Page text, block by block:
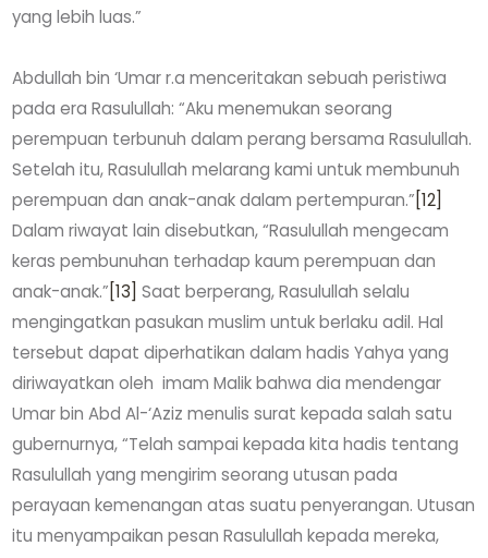
yang lebih luas.”
Abdullah bin ‘Umar r.a menceritakan sebuah peristiwa
pada era Rasulullah: “Aku menemukan seorang
perempuan terbunuh dalam perang bersama Rasulullah.
Setelah itu, Rasulullah melarang kami untuk membunuh
perempuan dan anak-anak dalam pertempuran.”[12]
Dalam riwayat lain disebutkan, “Rasulullah mengecam
keras pembunuhan terhadap kaum perempuan dan
anak-anak.”[13] Saat berperang, Rasulullah selalu
mengingatkan pasukan muslim untuk berlaku adil. Hal
tersebut dapat diperhatikan dalam hadis Yahya yang
diriwayatkan oleh imam Malik bahwa dia mendengar
Umar bin Abd Al-‘Aziz menulis surat kepada salah satu
gubernurnya, “Telah sampai kepada kita hadis tentang
Rasulullah yang mengirim seorang utusan pada
perayaan kemenangan atas suatu penyerangan. Utusan
itu menyampaikan pesan Rasulullah kepada mereka,